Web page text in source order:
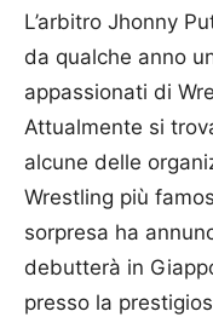
L’arbitro Jhonny
da qualche anno
appassionati di
Attualmente si
alcune delle
Wrestling più
sorpresa ha
debutterà in
presso la